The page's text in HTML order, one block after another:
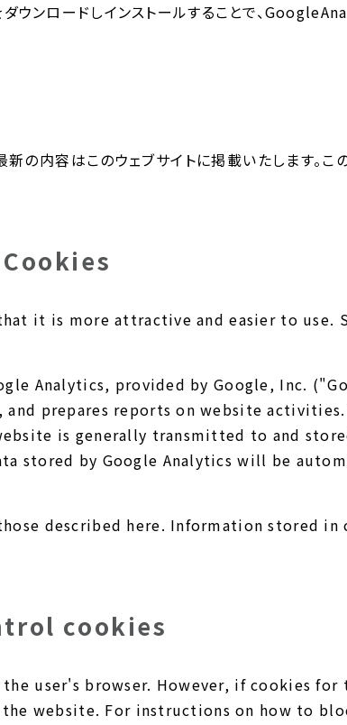
ウンロードしインストールすることで、
の内容はこのウェブサイトに掲載いたします。
it is more attractive and easier to use.
Analytics, provided by Google, Inc.
and prepares reports on website
is generally transmitted to and
stored by Google Analytics will be
described here. Information stored
cookies
user's browser. However, if cookies for
website. For instructions on how to